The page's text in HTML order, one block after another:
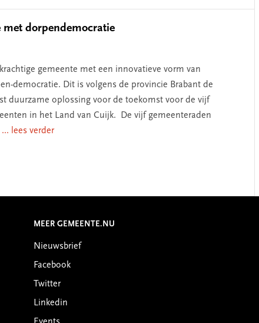
met dorpendemocratie
gemeente met een innovatieve vorm van
democratie. Dit is volgens de provincie Brabant de
duurzame oplossing voor de toekomst voor de vijf
in het Land van Cuijk. De vijf gemeenteraden
... lees verder
MEER GEMEENTE.NU
Nieuwsbrief
Facebook
Twitter
Linkedin